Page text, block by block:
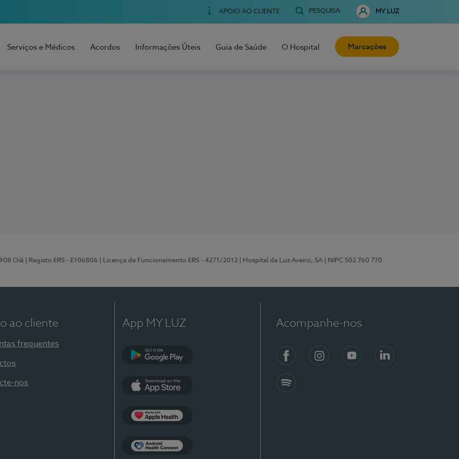
APOIO AO CLIENTE PESQUISA MY LUZ
Serviços e Médicos Acordos Informações Úteis Guia de Saúde O Hospital Marcações
Oiã | Registo ERS - E106806 | Licença de Funcionamento ERS - 4271/2012 | Hospital da Luz Aveiro, SA | NIPC 502 760 770
ao cliente
frequentes
nos
App MY LUZ Acompanhe-nos